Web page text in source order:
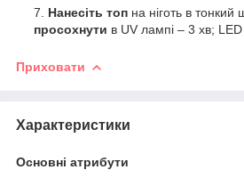
Нанесіть топ на ніготь в тонкий
просохнути в UV лампі – 3 хв; LED
Приховати
Характеристики
Основні атрибути